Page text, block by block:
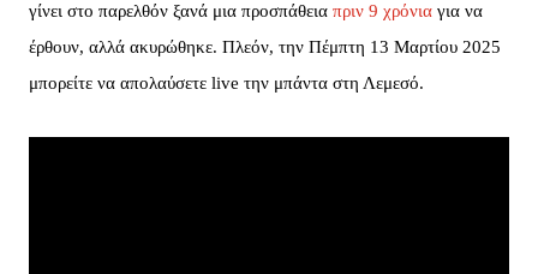
γίνει στο παρελθόν ξανά μια προσπάθεια πριν 9 χρόνια για να
έρθουν, αλλά ακυρώθηκε. Πλεόν, την Πέμπτη 13 Μαρτίου 2025
μπορείτε να απολαύσετε live την μπάντα στη Λεμεσό.